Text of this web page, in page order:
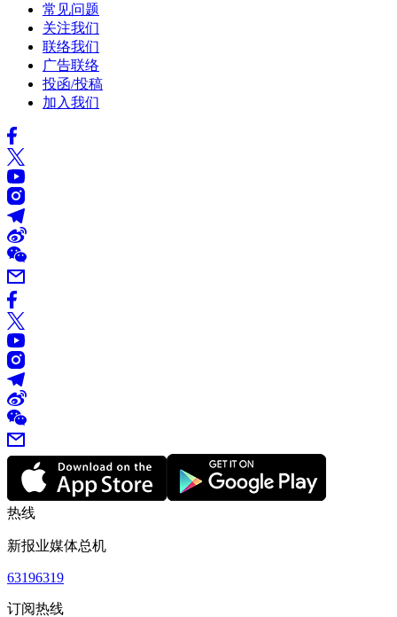
常见问题
关注我们
联络我们
广告联络
投函/投稿
加入我们
热线
新报业媒体总机
63196319
订阅热线